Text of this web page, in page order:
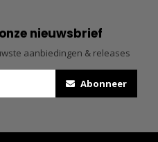
nieuwsbrief
aanbiedingen & releases
Abonneer